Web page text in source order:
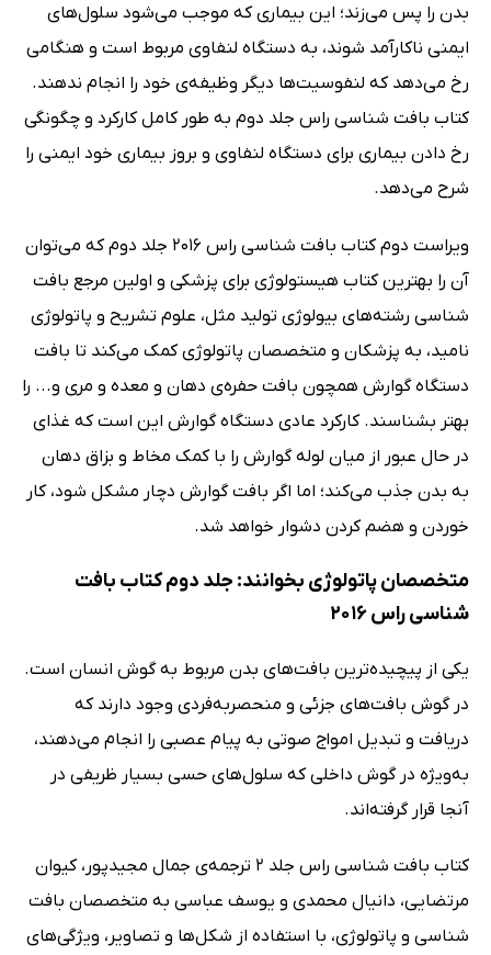
بدن را پس می‌زند؛ این بیماری که موجب می‌شود سلول‌های
ایمنی ناکارآمد شوند، به دستگاه لنفاوی مربوط است و هنگامی
رخ می‌دهد که لنفوسیت‌ها دیگر وظیفه‌ی خود را انجام ندهند.
کتاب بافت شناسی راس جلد دوم به طور کامل کارکرد و چگونگی
رخ دادن بیماری برای دستگاه لنفاوی و بروز بیماری خود ایمنی را
شرح می‌دهد.
ویراست دوم کتاب بافت شناسی راس 2016 جلد دوم که می‌توان
آن را بهترین کتاب هیستولوژی برای پزشکی و اولین مرجع بافت
شناسی رشته‌های بیولوژی تولید مثل، علوم تشریح و پاتولوژی
نامید، به پزشکان و متخصصان پاتولوژی کمک می‌کند تا بافت
دستگاه گوارش همچون بافت حفره‌ی دهان و معده و مری و... را
بهتر بشناسند. کارکرد عادی دستگاه گوارش این است که غذای
در حال عبور از میان لوله گوارش را با کمک مخاط و بزاق دهان
به بدن جذب می‌کند؛ اما اگر بافت گوارش دچار مشکل شود، کار
خوردن و هضم کردن دشوار خواهد شد.
متخصصان پاتولوژی بخوانند: جلد دوم کتاب بافت
شناسی راس 2016
یکی از پیچیده‌ترین بافت‌های بدن مربوط به گوش انسان است.
در گوش بافت‌های جزئی و منحصربه‌فردی وجود دارند که
دریافت و تبدیل امواج صوتی به پیام عصبی را انجام می‌دهند،
به‌ویژه در گوش داخلی که سلول‌های حسی بسیار ظریفی در
آنجا قرار گرفته‌اند.
کتاب بافت شناسی راس جلد 2 ترجمه‌ی جمال مجیدپور، کیوان
مرتضایی، دانیال محمدی و یوسف عباسی به متخصصان بافت
شناسی و پاتولوژی، با استفاده از شکل‌ها و تصاویر، ویژگی‌های